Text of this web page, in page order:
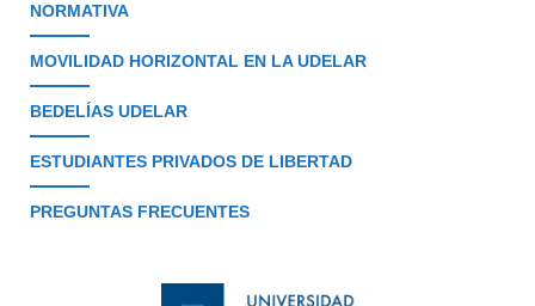
NORMATIVA
MOVILIDAD HORIZONTAL EN LA UDELAR
BEDELÍAS UDELAR
ESTUDIANTES PRIVADOS DE LIBERTAD
PREGUNTAS FRECUENTES